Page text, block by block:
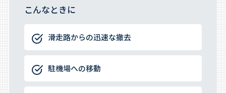
こんなときに
滑走路からの迅速な撤去
駐機場への移動